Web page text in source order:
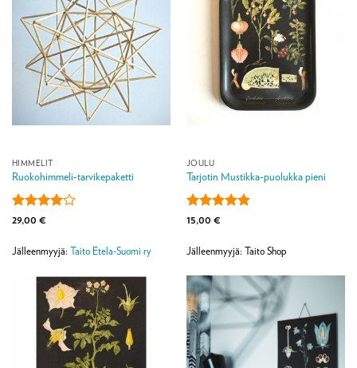
HIMMELIT
Ruokohimmeli-tarvikepaketti
Arvostelu
4 / 5
29,00 €
Jälleenmyyjä: Taito Etela-Suomi ry
JOULU
Tarjotin Mustikka-puolukka pieni
Arvostelu
/ 5
15,00 €
Jälleenmyyjä: Taito Shop